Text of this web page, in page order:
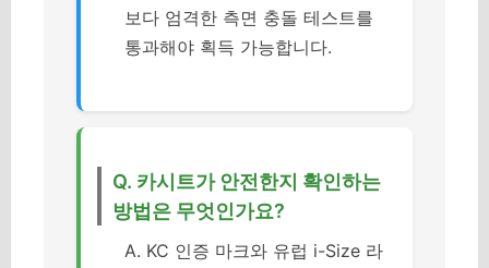
보다 엄격한 측면 충돌 테스트를
통과해야 획득 가능합니다.
Q. 카시트가 안전한지 확인하는
방법은 무엇인가요?
A. KC 인증 마크와 유럽 i-Size 라